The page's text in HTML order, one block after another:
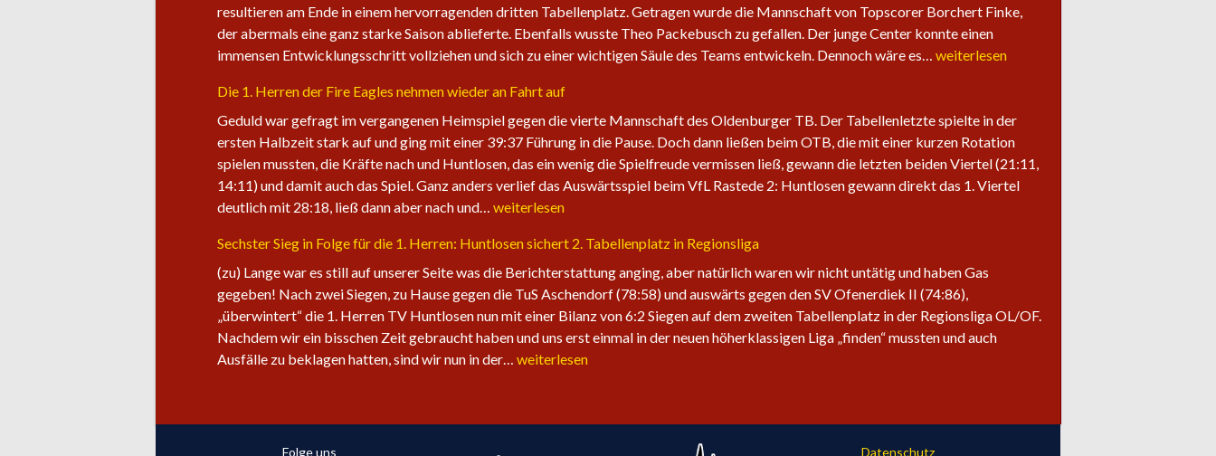
resultieren am Ende in einem hervorragenden dritten Tabellenplatz. Getragen wurde die Mannschaft von Topscorer Borchert Finke,
der abermals eine ganz starke Saison ablieferte. Ebenfalls wusste Theo Packebusch zu gefallen. Der junge Center konnte einen
immensen Entwicklungsschritt vollziehen und sich zu einer wichtigen Säule des Teams entwickeln. Dennoch wäre es… Saisonabschluss
weiterlesen
Die 1. Herren der Fire Eagles nehmen wieder an Fahrt auf
Geduld war gefragt im vergangenen Heimspiel gegen die vierte Mannschaft des Oldenburger TB. Der Tabellenletzte spielte in der
ersten Halbzeit stark auf und ging mit einer 39:37 Führung in die Pause. Doch dann ließen beim OTB, die mit einer kurzen Rotation
spielen mussten, die Kräfte nach und Huntlosen, das ein wenig die Spielfreude vermissen ließ, gewann die letzten beiden Viertel (21:11,
14:11) und damit auch das Spiel. Ganz anders verlief das Auswärtsspiel beim VfL Rastede 2: Huntlosen gewann direkt das 1. Viertel
deutlich mit 28:18, ließ dann aber nach und… Die
Herren
der
Fire
Eagles
nehmen
wieder
auf
weiterlesen
Sechster Sieg in Folge für die 1. Herren: Huntlosen sichert 2. Tabellenplatz in Regionsliga
(zu) Lange war es still auf unserer Seite was die Berichterstattung anging, aber natürlich waren wir nicht untätig und haben Gas
gegeben! Nach zwei Siegen, zu Hause gegen die TuS Aschendorf (78:58) und auswärts gegen den SV Ofenerdiek II (74:86),
„überwintert“ die 1. Herren TV Huntlosen nun mit einer Bilanz von 6:2 Siegen auf dem zweiten Tabellenplatz in der Regionsliga OL/OF.
Nachdem wir ein bisschen Zeit gebraucht haben und uns erst einmal in der neuen höherklassigen Liga „finden“ mussten und auch
Ausfälle zu beklagen hatten, sind wir nun in der… Sechster
Folge
weiterlesen
Folge uns Datenschutz